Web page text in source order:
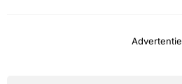
Advertentie